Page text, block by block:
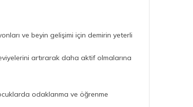
ve beyin gelişimi için demirin yeterli
artırarak daha aktif olmalarına
odaklanma ve öğrenme